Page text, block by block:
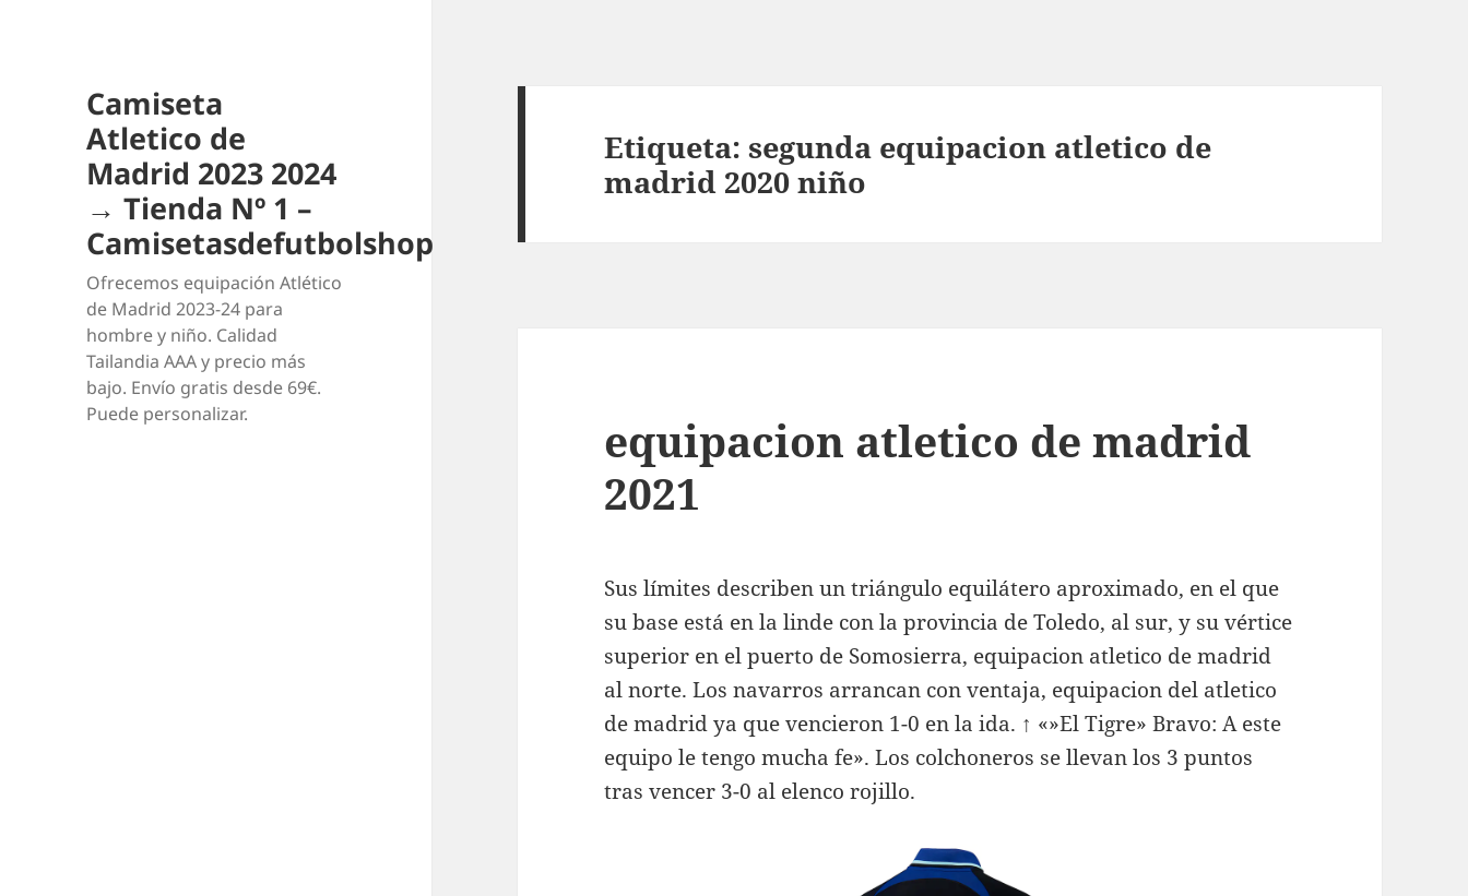
Camiseta
Atletico de
Madrid 2023 2024
→ Tienda Nº 1 –
Camisetasdefutbolshop
Ofrecemos equipación Atlético
de Madrid 2023-24 para
hombre y niño. Calidad
Tailandia AAA y precio más
bajo. Envío gratis desde 69€.
Puede personalizar.
Etiqueta:segunda equipacion atletico de
madrid 2020 niño
equipacion atletico de madrid
2021
Sus límites describen un triángulo equilátero aproximado, en el que
su base está en la linde con la provincia de Toledo, al sur, y su vértice
superior en el puerto de Somosierra, equipacion atletico de madrid
al norte. Los navarros arrancan con ventaja, equipacion del atletico
de madrid ya que vencieron 1-0 en la ida. ↑ «»El Tigre» Bravo: A este
equipo le tengo mucha fe». Los colchoneros se llevan los 3 puntos
tras vencer 3-0 al elenco rojillo.